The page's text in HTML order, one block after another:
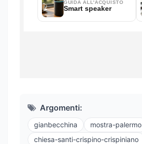
Argomenti:
gianbecchina
mostra-palermo
chiesa-santi-crispino-crispiniano